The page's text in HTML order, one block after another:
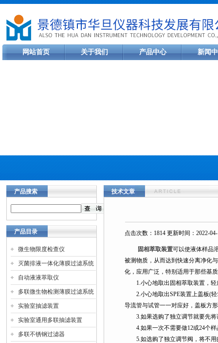
网站首页 关于我们 产品中心 新闻
产品搜索
产品目录
微生物限度检查仪
灭菌排液一体化薄膜过滤系统
自动液液萃取仪
多联微生物检测薄膜过滤系统
实验室抽滤装置
实验室通用多联抽滤装置
多联不锈钢过滤器
技术文章
点击次数：1814 更新时间：2022-
固相萃取装置可以使液体样品
被测物质，从而达到快速分离净化
化，应用广泛，特别适用于那些基
1.小心地取出固相萃取装置，
2.小心地取出SPE装置上盖板(轻
导流管与试管一一对应好，盖板方
3.如果选购了独立调节就要先将
4.如果一次不需要做12或24个样
5.如选购了独立调节阀，将不用